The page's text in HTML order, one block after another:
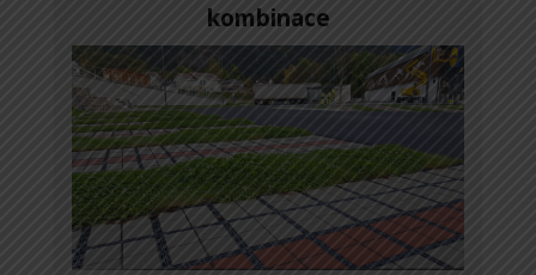
kombinace